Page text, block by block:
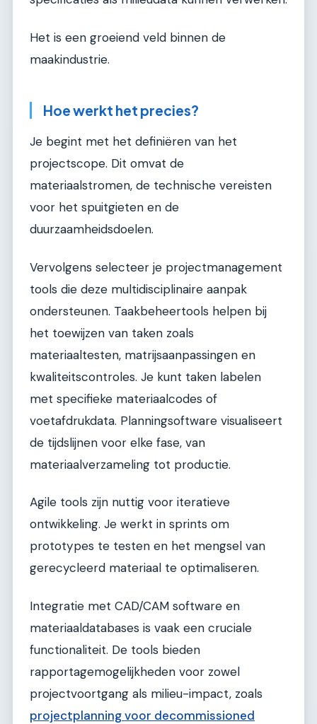
Het is een groeiend veld binnen de
maakindustrie.
Hoe werkt het precies?
Je begint met het definiëren van het
projectscope. Dit omvat de
materiaalstromen, de technische vereisten
voor het spuitgieten en de
duurzaamheidsdoelen.
Vervolgens selecteer je projectmanagement
tools die deze multidisciplinaire aanpak
ondersteunen. Taakbeheertools helpen bij
het toewijzen van taken zoals
materiaaltesten, matrijsaanpassingen en
kwaliteitscontroles. Je kunt taken labelen
met specifieke materiaalcodes of
voetafdrukdata. Planningsoftware visualiseert
de tijdslijnen voor elke fase, van
materiaalverzameling tot productie.
Agile tools zijn nuttig voor iteratieve
ontwikkeling. Je werkt in sprints om
prototypes te testen en het mengsel van
gerecycleerd materiaal te optimaliseren.
Integratie met CAD/CAM software en
materiaaldatabases is vaak een cruciale
functionaliteit. De tools bieden
rapportagemogelijkheden voor zowel
projectvoortgang als milieu-impact, zoals
projectplanning voor decommissioned